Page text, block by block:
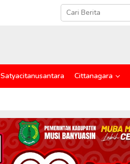
Satyacitanusantara Cittanagara